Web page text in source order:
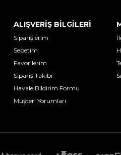
ALIŞVERİŞ BİLGİLERİ
Siparişlerim
Sepetim
Favorilerim
Sipariş Takibi
Havale Bildirim Formu
Müşteri Yorumları